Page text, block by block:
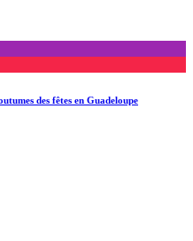
des fêtes en Guadeloupe